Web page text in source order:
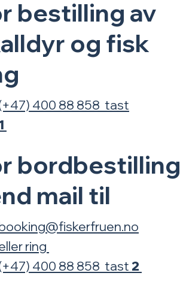
bestilling av
og fisk
400 88 858 tast
bordbestilling
mail til
ring
400 88 858 tast2